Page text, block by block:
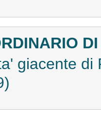
giacente di